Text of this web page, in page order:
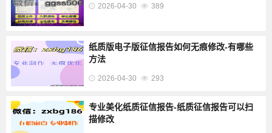
2026-04-30 389
纸质版电子版征信报告如何无痕修改-有哪些
方法
2026-04-30 293
专业美化纸质征信报告-纸质征信报告可以扫
描修改